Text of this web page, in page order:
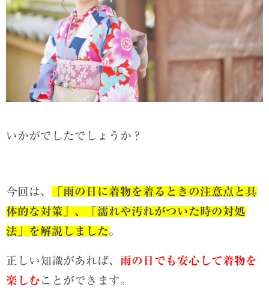
いかがでしたでしょうか？
今回は、
「雨の日に着物を着るときの注意点と具
体的な対策」、「濡れや汚れがついた時の対処
法」を解説しました。
正しい知識があれば、 雨の日でも安心して着物を
楽しむ ことができます。